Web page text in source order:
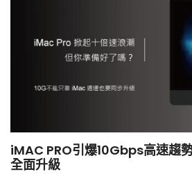
iMAC PRO引爆10Gbps高速趨
全面升級